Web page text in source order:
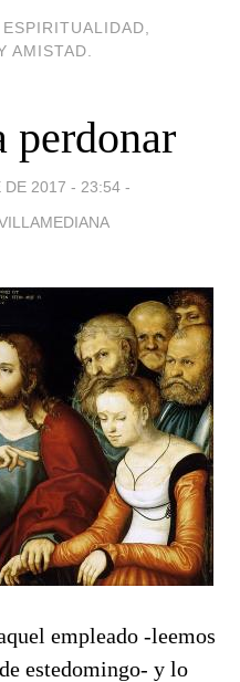
AMISTAD.
perdonar
DE 2017 - 23:54 -
empleado -leemos
estedomingo- y lo